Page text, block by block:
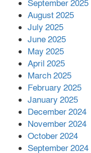
September 2025
August 2025
July 2025
June 2025
May 2025
April 2025
March 2025
February 2025
January 2025
December 2024
November 2024
October 2024
September 2024